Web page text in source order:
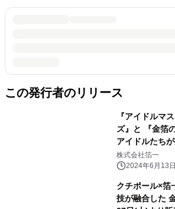
この発行者のリリース
『アイドルマ
ズ』と 『金箔
アイドルたち
ト」「コンパク
2024年6月14日
株式会社箔一
2024年6月13
クチポール×
技が融合した